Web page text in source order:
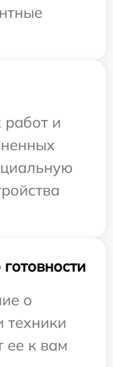
и
о
техники
ее к вам